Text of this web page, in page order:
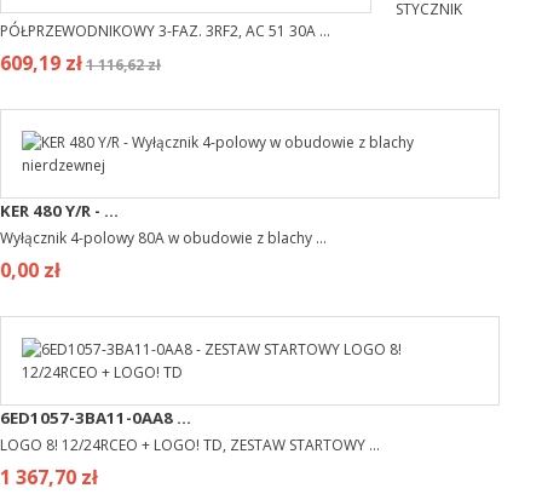
STYCZNIK
PÓŁPRZEWODNIKOWY 3-FAZ. 3RF2, AC 51 30A ...
609,19 zł1 116,62 zł
KER 480 Y/R - ...
Wyłącznik 4-polowy 80A w obudowie z blachy ...
0,00 zł
6ED1057-3BA11-0AA8 ...
LOGO 8! 12/24RCEO + LOGO! TD, ZESTAW STARTOWY ...
1 367,70 zł